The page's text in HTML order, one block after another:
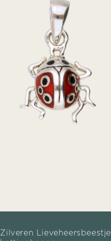
Zilveren Lieveheersbeestje